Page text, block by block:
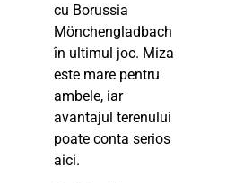
cu Borussia
Mönchengladbach
în ultimul joc. Miza
este mare pentru
ambele, iar
avantajul terenului
poate conta serios
aici.